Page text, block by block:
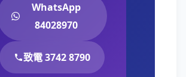
WhatsApp
84028970
致電 3742 8790